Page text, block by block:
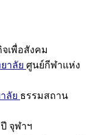
เพื่อสังคม
าลัย ศูนย์กีฬาแห่ง
ลัย ธรรมสถาน
จุฬาฯ